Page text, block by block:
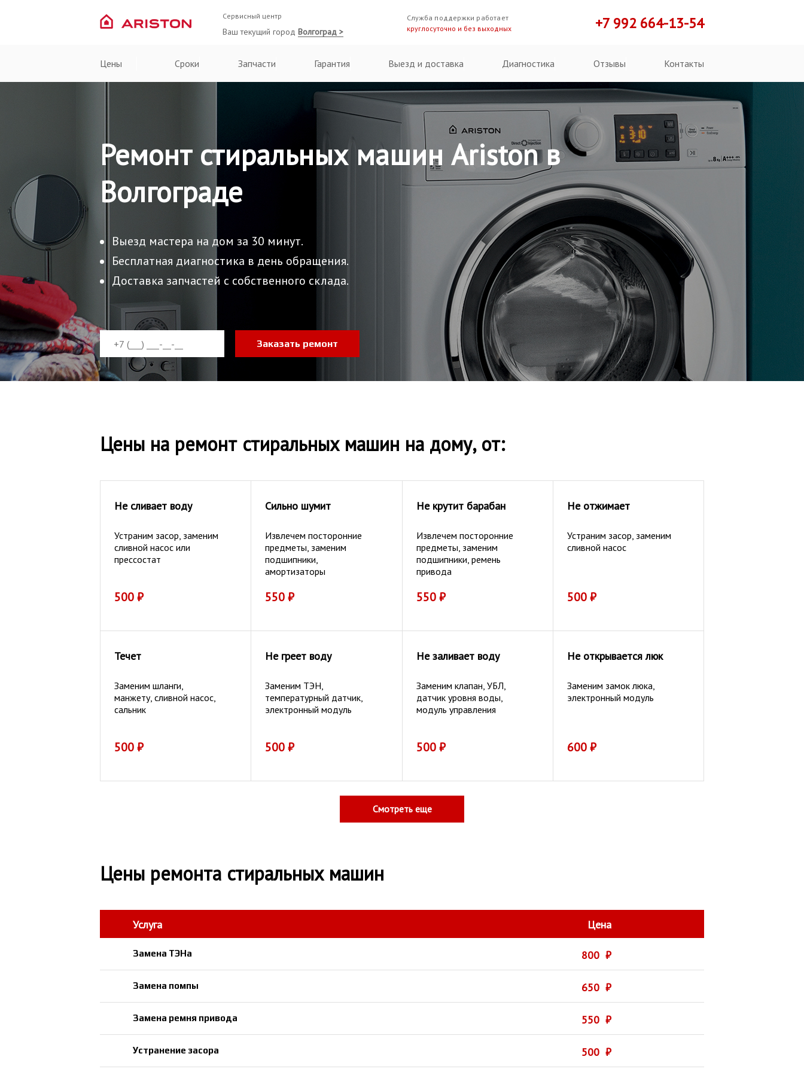
Сервисный центр
Ваш текущий город Волгоград >
Служба поддержки работает
круглосуточно и без выходных
+7 992 664-13-54
Цены Сроки Запчасти Гарантия Выезд и доставка Диагностика Отзывы Контакты
Ремонт стиральных машин Ariston в
Волгограде
Выезд мастера на дом за 30 минут.
Бесплатная диагностика в день обращения.
Доставка запчастей с собственного склада.
Заказать ремонт
Цены на ремонт стиральных машин на дому, от:
Не сливает воду
Устраним засор, заменим
сливной насос или
прессостат
500₽
Сильно шумит
Извлечем посторонние
предметы, заменим
подшипники,
амортизаторы
550₽
Не крутит барабан
Извлечем посторонние
предметы, заменим
подшипники, ремень
привода
550₽
Не отжимает
Устраним засор, заменим
сливной насос
500₽
Течет
Заменим шланги,
манжету, сливной насос,
сальник
500₽
Не греет воду
Заменим ТЭН,
температурный датчик,
электронный модуль
500₽
Не заливает воду
Заменим клапан, УБЛ,
датчик уровня воды,
модуль управления
500₽
Не открывается люк
Заменим замок люка,
электронный модуль
600₽
Смотреть еще
Цены ремонта стиральных машин
Услуга Цена
Замена ТЭНа 800 ₽
Замена помпы 650 ₽
Замена ремня привода 550 ₽
Устранение засора 500 ₽